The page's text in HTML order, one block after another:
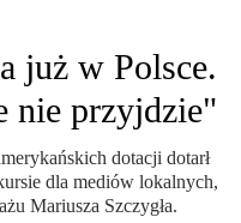
już w Polsce.
nie przyjdzie"
dotacji dotarł
dla mediów lokalnych,
Mariusza Szczygła.